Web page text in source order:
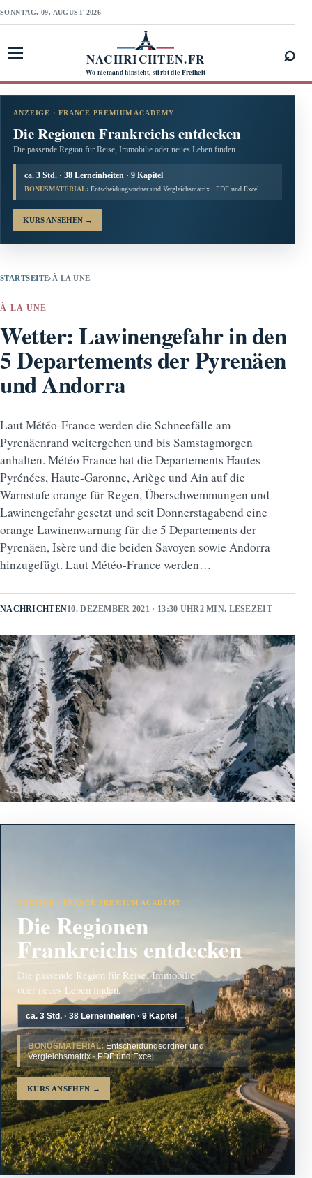
SONNTAG, 09. AUGUST 2026
NACHRICHTEN.FR
Wo niemand hinsieht, stirbt die Freiheit
⌕
ANZEIGE · FRANCE PREMIUM ACADEMY
Die Regionen Frankreichs entdecken
Die passende Region für Reise, Immobilie oder neues Leben finden.
ca. 3 Std. · 38 Lerneinheiten · 9 Kapitel
BONUSMATERIAL: Entscheidungsordner und Vergleichsmatrix · PDF und Excel
KURS ANSEHEN →
STARTSEITE› À LA UNE
À LA UNE
Wetter: Lawinengefahr in den
5 Departements der Pyrenäen
und Andorra
Laut Météo-France werden die Schneefälle am
Pyrenäenrand weitergehen und bis Samstagmorgen
anhalten. Météo France hat die Departements Hautes-
Pyrénées, Haute-Garonne, Ariège und Ain auf die
Warnstufe orange für Regen, Überschwemmungen und
Lawinengefahr gesetzt und seit Donnerstagabend eine
orange Lawinenwarnung für die 5 Departements der
Pyrenäen, Isère und die beiden Savoyen sowie Andorra
hinzugefügt. Laut Météo-France werden…
NACHRICHTEN10. DEZEMBER 2021 · 13:30 UHR2 MIN. LESEZEIT
ANZEIGE · FRANCE PREMIUM ACADEMY
Die Regionen
Frankreichs entdecken
Die passende Region für Reise, Immobilie
oder neues Leben finden.
ca. 3 Std. · 38 Lerneinheiten · 9 Kapitel
BONUSMATERIAL: Entscheidungsordner und
Vergleichsmatrix · PDF und Excel
KURS ANSEHEN →